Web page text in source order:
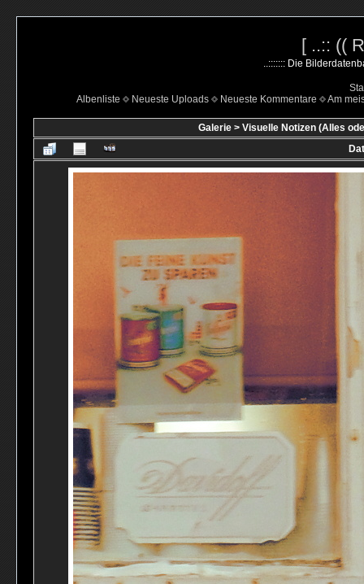
[ ..:: ((
..::::::: Die
Albenliste
Neueste Uploads Neueste Kommentare Am
Galerie > Visuelle Notizen (Alles